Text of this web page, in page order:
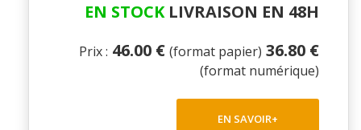
EN STOCKLIVRAISON EN 48H
Prix : 46.00 € (format papier) 36.80 €
(format numérique)
EN SAVOIR+